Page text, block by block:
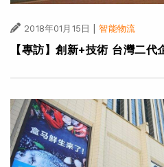
2018年01月15日 | 智能物流
【專訪】創新+技術 台灣二代